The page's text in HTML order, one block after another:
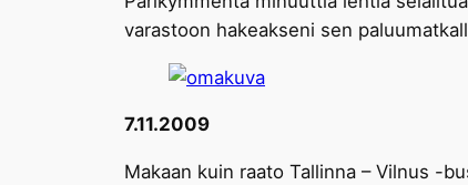
varastoon hakeakseni sen
7.11.2009
Makaan kuin raato Tallinna – Vilnus -